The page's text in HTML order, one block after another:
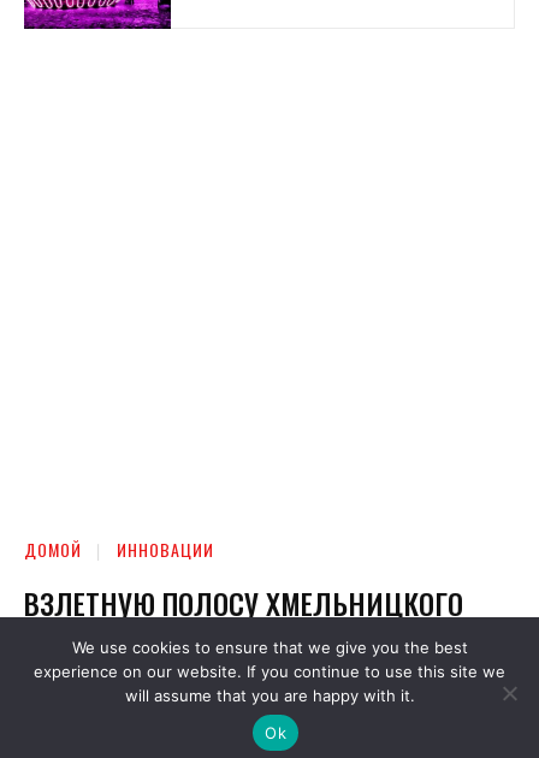
We use cookies to ensure that we give you the best
experience on our website. If you continue to use this site we
will assume that you are happy with it.
Ok